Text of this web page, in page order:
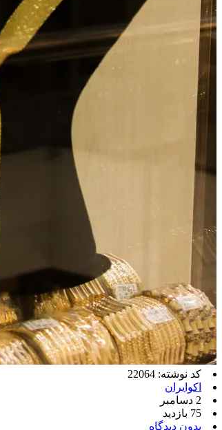
کد نوشته: 22064
اکوایران
2 دسامبر
75 بازدید
بدون دیدگاه